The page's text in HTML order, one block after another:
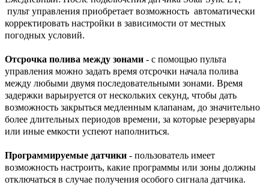
пульт управления приобретает возможность автоматически
корректировать настройки в зависимости от местных
погодных условий.
Отсрочка полива между зонами - с помощью пульта
управления можно задать время отсрочки начала полива
между любыми двумя последовательными зонами. Время
задержки варьируется от нескольких секунд, чтобы дать
возможность закрыться медленным клапанам, до значительно
более длительных периодов времени, за которые резервуары
или иные емкости успеют наполниться.
Программируемые датчики - пользователь имеет
возможность настроить, какие программы или зоны должны
отключаться в случае получения особого сигнала датчика.